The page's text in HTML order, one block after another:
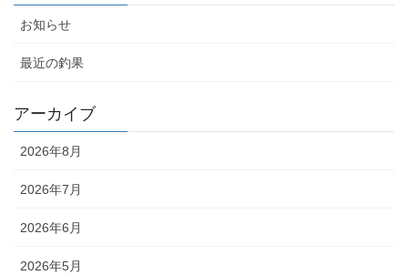
お知らせ
最近の釣果
アーカイブ
2026年8月
2026年7月
2026年6月
2026年5月